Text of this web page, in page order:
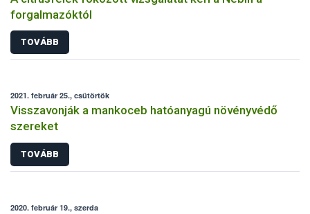
forgalmazóktól
TOVÁBB
2021. február 25., csütörtök
Visszavonják a mankoceb hatóanyagú növényvédő
szereket
TOVÁBB
2020. február 19., szerda